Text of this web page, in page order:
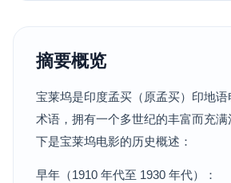
摘要概览
宝莱坞是印度孟买（原孟买）印地
术语，拥有一个多世纪的丰富而充满
下是宝莱坞电影的历史概述：
早年（1910 年代至 1930 年代）：